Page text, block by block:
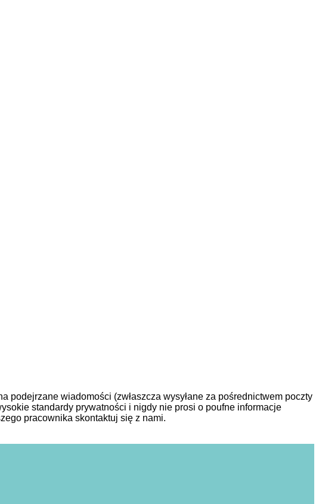
podejrzane wiadomości (zwłaszcza wysyłane za pośrednictwem poczty
standardy prywatności i nigdy nie prosi o poufne informacje
pracownika skontaktuj się z nami.